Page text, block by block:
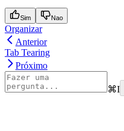
Sim Nao
Organizar
Anterior
Tab Tearing
Próximo
⌘I